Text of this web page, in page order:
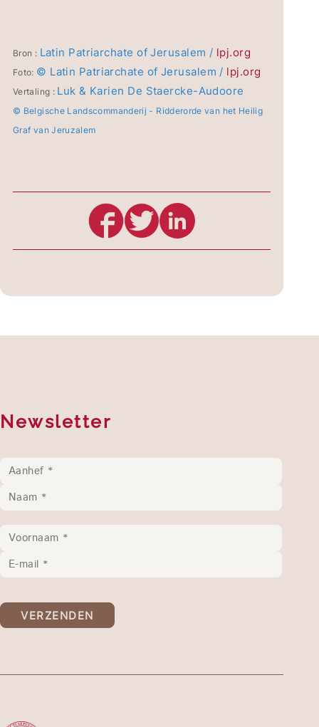
Bron : Latin Patriarchate of Jerusalem / lpj.org
Foto: © Latin Patriarchate of Jerusalem / lpj.org
Vertaling : Luk & Karien De Staercke-Audoore
© Belgische Landscommanderij - Ridderorde van het Heilig
Graf van Jeruzalem
Newsletter
VERZENDEN